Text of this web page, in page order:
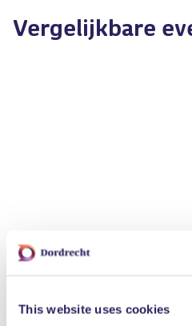
This website uses cookies
Vergelijkbare
Workshop